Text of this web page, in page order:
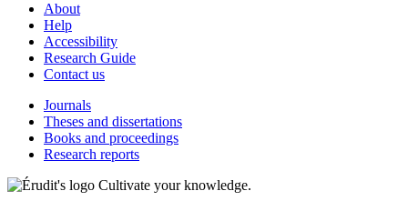
About
Help
Accessibility
Research Guide
Contact us
Journals
Theses and dissertations
Books and proceedings
Research reports
Cultivate your knowledge.